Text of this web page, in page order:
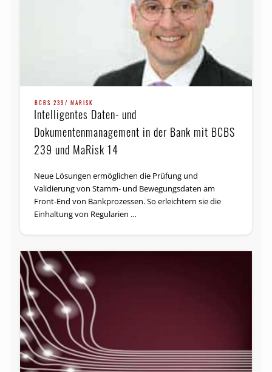
BCBS 239/ MARISK
Intelligentes Daten- und
Dokumentenmanagement in der Bank mit BCBS
239 und MaRisk 14
Neue Lösungen ermöglichen die Prüfung und
Validierung von Stamm- und Bewegungsdaten am
Front-End von Bankprozessen. So erleichtern sie die
Einhaltung von Regularien …